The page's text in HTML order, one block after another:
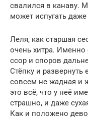
свалился в канаву.
может испугать
Леля, как старшая
очень хитра. Именно
ссор и споров
Стёпку и развернуть
совсем не жадная и
это всё, что у неё
страшно, и даже
Как и положено